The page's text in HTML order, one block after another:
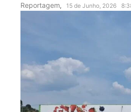
Reportagem, 15 de Junho, 2026